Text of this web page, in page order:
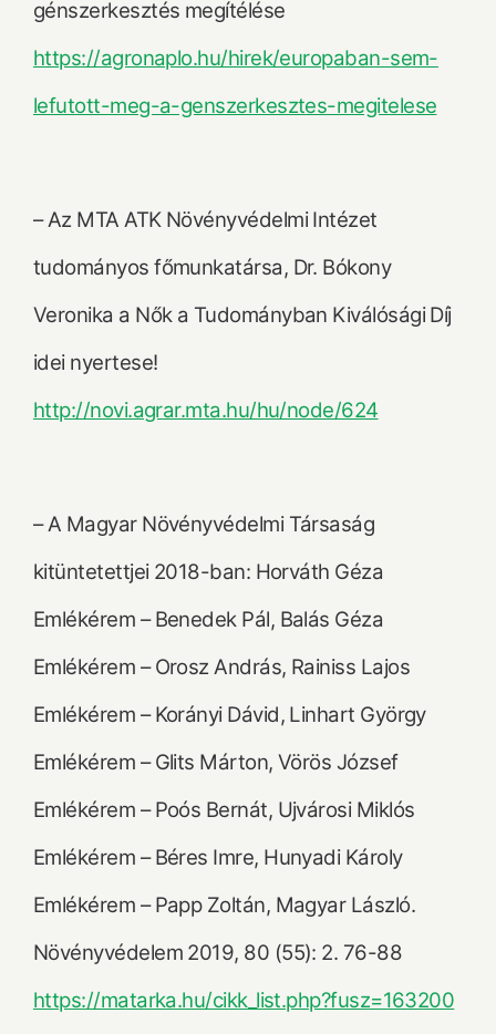
génszerkesztés megítélése
https://agronaplo.hu/hirek/europaban-sem-
lefutott-meg-a-genszerkesztes-megitelese
– Az MTA ATK Növényvédelmi Intézet
tudományos főmunkatársa, Dr. Bókony
Veronika a Nők a Tudományban Kiválósági Díj
idei nyertese!
http://novi.agrar.mta.hu/hu/node/624
– A Magyar Növényvédelmi Társaság
kitüntetettjei 2018-ban: Horváth Géza
Emlékérem – Benedek Pál, Balás Géza
Emlékérem – Orosz András, Rainiss Lajos
Emlékérem – Korányi Dávid, Linhart György
Emlékérem – Glits Márton, Vörös József
Emlékérem – Poós Bernát, Ujvárosi Miklós
Emlékérem – Béres Imre, Hunyadi Károly
Emlékérem – Papp Zoltán, Magyar László.
Növényvédelem 2019, 80 (55): 2. 76-88
https://matarka.hu/cikk_list.php?fusz=163200